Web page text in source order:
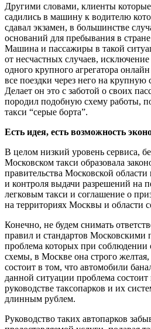
Другими словами, клиенты
садились в машину к водителю
сдавал экзамен, в большинстве
оснований для пребывания в
Машина и пассажиры в такой
от несчастных случаев,
одного крупного агрегатора
все поездки через него на
Делает он это с заботой о своих
породил подобную схему работы,
такси “серые борта”.
Есть идея, есть возможность
В целом низкий уровень сервиса,
Московском такси образовала
правительства Московской области
и контроля выдачи разрешений на
легковым такси и соглашение о
на территориях Москвы и области
Конечно, не будем снимать
правил и стандартов Московскими
проблема которых при соблюдении
схемы, в Москве она строго
состоит в том, что автомобили
данной ситуации проблема
руководстве таксопарков и их
длинным рублем.
Руководство таких автопарков